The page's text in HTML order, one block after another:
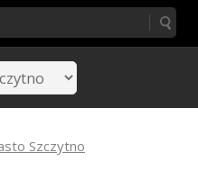
Szczytno